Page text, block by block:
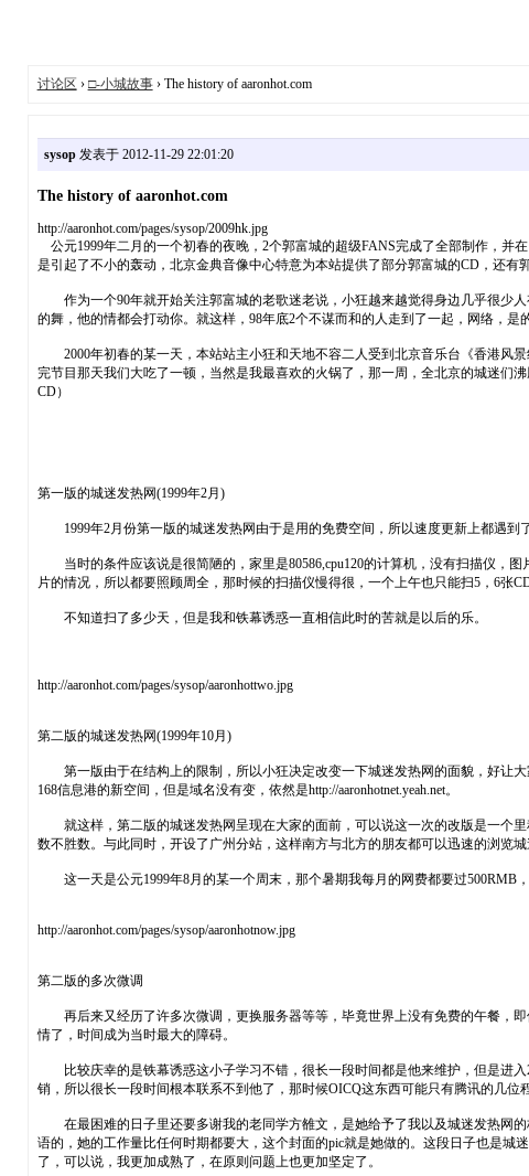
讨论区 › □-小城故事› The history of aaronhot.com
sysop发表于 2012-11-29 22:01:20
The history of aaronhot.com
http://aaronhot.com/pages/sysop/2009hk.jpg
公元1999年二月的一个初春的夜晚，2个郭富城的超级FANS完成了全部制作，并
是引起了不小的轰动，北京金典音像中心特意为本站提供了部分郭富城的CD，还
作为一个90年就开始关注郭富城的老歌迷老说，小狂越来越觉得身边几乎很少
的舞，他的情都会打动你。就这样，98年底2个不谋而和的人走到了一起，网络，是
2000年初春的某一天，本站站主小狂和天地不容二人受到北京音乐台《香港风
完节目那天我们大吃了一顿，当然是我最喜欢的火锅了，那一周，全北京的城迷们
CD）
第一版的城迷发热网(1999年2月)
1999年2月份第一版的城迷发热网由于是用的免费空间，所以速度更新上都遇到
当时的条件应该说是很简陋的，家里是80586,cpu120的计算机，没有扫描仪，
片的情况，所以都要照顾周全，那时候的扫描仪慢得很，一个上午也只能扫5，6张
不知道扫了多少天，但是我和铁幕诱惑一直相信此时的苦就是以后的乐。
http://aaronhot.com/pages/sysop/aaronhottwo.jpg
第二版的城迷发热网(1999年10月)
第一版由于在结构上的限制，所以小狂决定改变一下城迷发热网的面貌，好让大
168信息港的新空间，但是域名没有变，依然是http://aaronhotnet.yeah.net。
就这样，第二版的城迷发热网呈现在大家的面前，可以说这一次的改版是一个里
数不胜数。与此同时，开设了广州分站，这样南方与北方的朋友都可以迅速的浏览城
这一天是公元1999年8月的某一个周末，那个暑期我每月的网费都要过500RMB，
http://aaronhot.com/pages/sysop/aaronhotnow.jpg
第二版的多次微调
再后来又经历了许多次微调，更换服务器等等，毕竟世界上没有免费的午餐，即
情了，时间成为当时最大的障碍。
比较庆幸的是铁幕诱惑这小子学习不错，很长一段时间都是他来维护，但是进入
销，所以很长一段时间根本联系不到他了，那时候OICQ这东西可能只有腾讯的几
在最困难的日子里还要多谢我的老同学方雒文，是她给予了我以及城迷发热网的
语的，她的工作量比任何时期都要大，这个封面的pic就是她做的。这段日子也是
了，可以说，我更加成熟了，在原则问题上也更加坚定了。